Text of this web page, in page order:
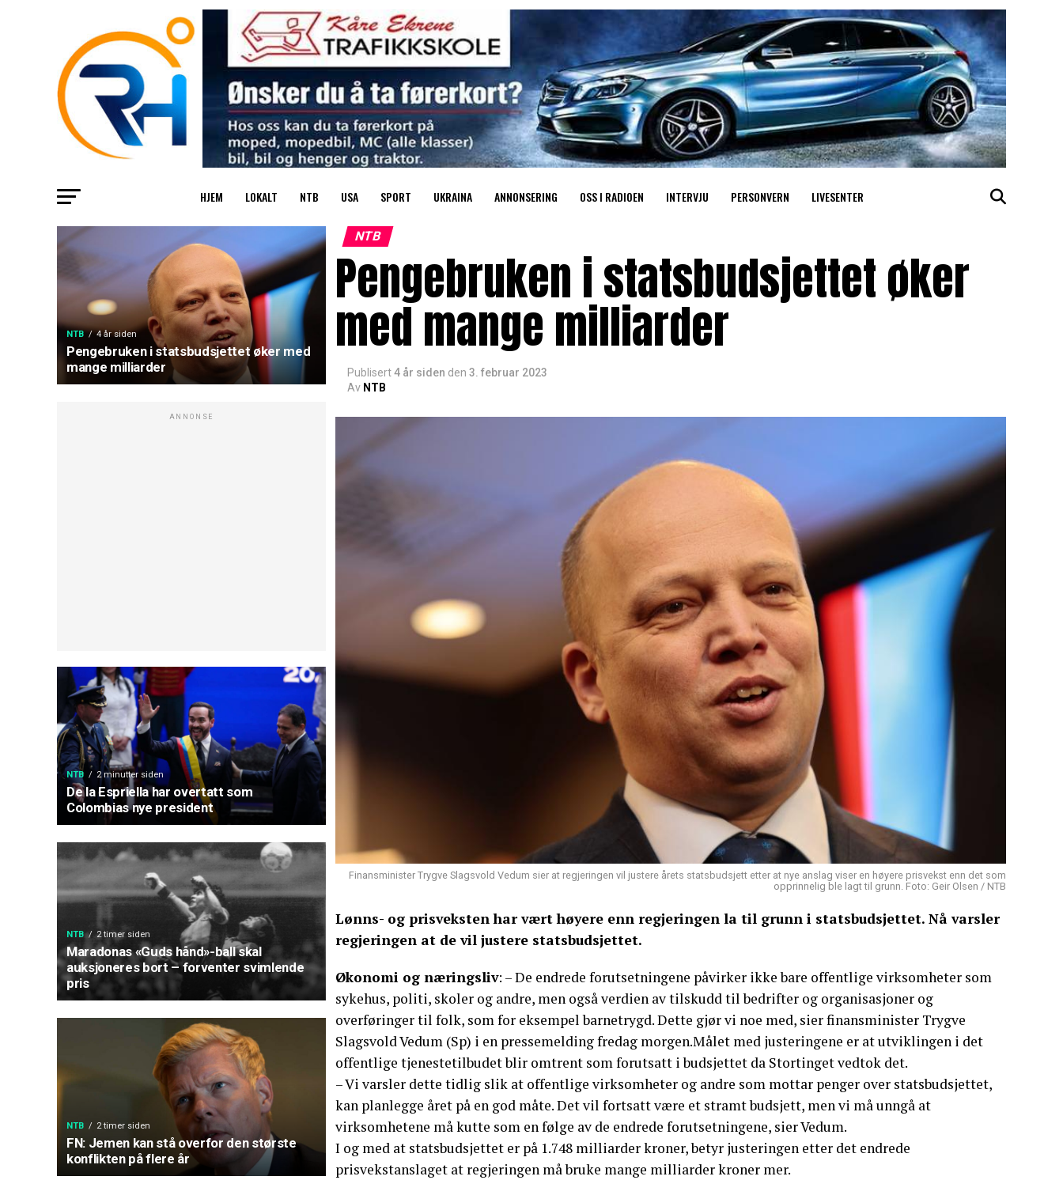
HJEM LOKALT NTB USA SPORT UKRAINA ANNONSERING OSS I RADIOEN INTERVJU PERSONVERN LIVESENTER
NTB 4 år siden
Pengebruken i statsbudsjettet øker med
mange milliarder
ANNONSE
NTB 2 minutter siden
De la Espriella har overtatt som
Colombias nye president
NTB 2 timer siden
Maradonas «Guds hånd»-ball skal
auksjoneres bort – forventer svimlende
pris
NTB 2 timer siden
FN: Jemen kan stå overfor den største
konflikten på flere år
NTB
Pengebruken i statsbudsjettet øker
med mange milliarder
Publisert4 år siden den 3. februar 2023
Av NTB
Finansminister Trygve Slagsvold Vedum sier at regjeringen vil justere årets statsbudsjett etter at nye anslag viser en høyere prisvekst enn det som
opprinnelig ble lagt til grunn. Foto: Geir Olsen / NTB
Lønns- og prisveksten har vært høyere enn regjeringen la til grunn i statsbudsjettet. Nå varsler
regjeringen at de vil justere statsbudsjettet.
Økonomi og næringsliv: – De endrede forutsetningene påvirker ikke bare offentlige virksomheter som
sykehus, politi, skoler og andre, men også verdien av tilskudd til bedrifter og organisasjoner og
overføringer til folk, som for eksempel barnetrygd. Dette gjør vi noe med, sier finansminister Trygve
Slagsvold Vedum (Sp) i en pressemelding fredag morgen.Målet med justeringene er at utviklingen i det
offentlige tjenestetilbudet blir omtrent som forutsatt i budsjettet da Stortinget vedtok det.
– Vi varsler dette tidlig slik at offentlige virksomheter og andre som mottar penger over statsbudsjettet,
kan planlegge året på en god måte. Det vil fortsatt være et stramt budsjett, men vi må unngå at
virksomhetene må kutte som en følge av de endrede forutsetningene, sier Vedum.
I og med at statsbudsjettet er på 1.748 milliarder kroner, betyr justeringen etter det endrede
prisvekstanslaget at regjeringen må bruke mange milliarder kroner mer.